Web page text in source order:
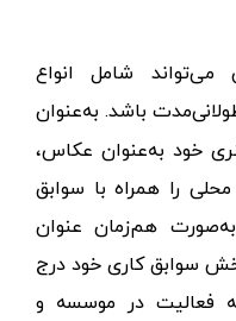
شامل انواع
باشد. به‌عنوان
خود به‌عنوان عکاس،
را همراه با سوابق
هم‌زمان عنوان
سوابق کاری خود درج
فعالیت در موسسه و